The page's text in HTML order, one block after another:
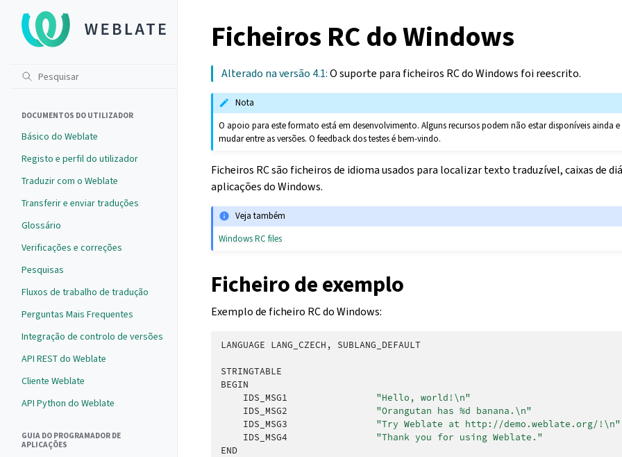
DOCUMENTOS DO UTILIZADOR
Básico do Weblate
Registo e perfil do utilizador
Traduzir com o Weblate
Transferir e enviar traduções
Glossário
Verificações e correções
Pesquisas
Fluxos de trabalho de tradução
Perguntas Mais Frequentes
Integração de controlo de versões
API REST do Weblate
Cliente Weblate
API Python do Weblate
GUIA DO PROGRAMADOR DE
APLICAÇÕES
Ficheiros RC do Windows
Alterado na versão 4.1:O suporte para ficheiros RC do Windows foi reescrito.
Nota
O apoio para este formato está em desenvolvimento. Alguns recursos podem não estar disponíveis ainda
mudar entre as versões. O feedback dos testes é bem-vindo.
Ficheiros RC são ficheiros de idioma usados para localizar texto traduzível, caixas de
aplicações do Windows.
Veja também
Windows RC files
Ficheiro de exemplo
Exemplo de ficheiro RC do Windows:
LANGUAGE LANG_CZECH , SUBLANG_DEFAULT
STRINGTABLE
BEGIN
IDS_MSG1
"Hello, world! \n"
IDS_MSG2
"Orangutan has %d banana. \n"
IDS_MSG3
"Try Weblate at http://demo.weblate.org/! \n"
IDS_MSG4
"Thank you for using Weblate."
END